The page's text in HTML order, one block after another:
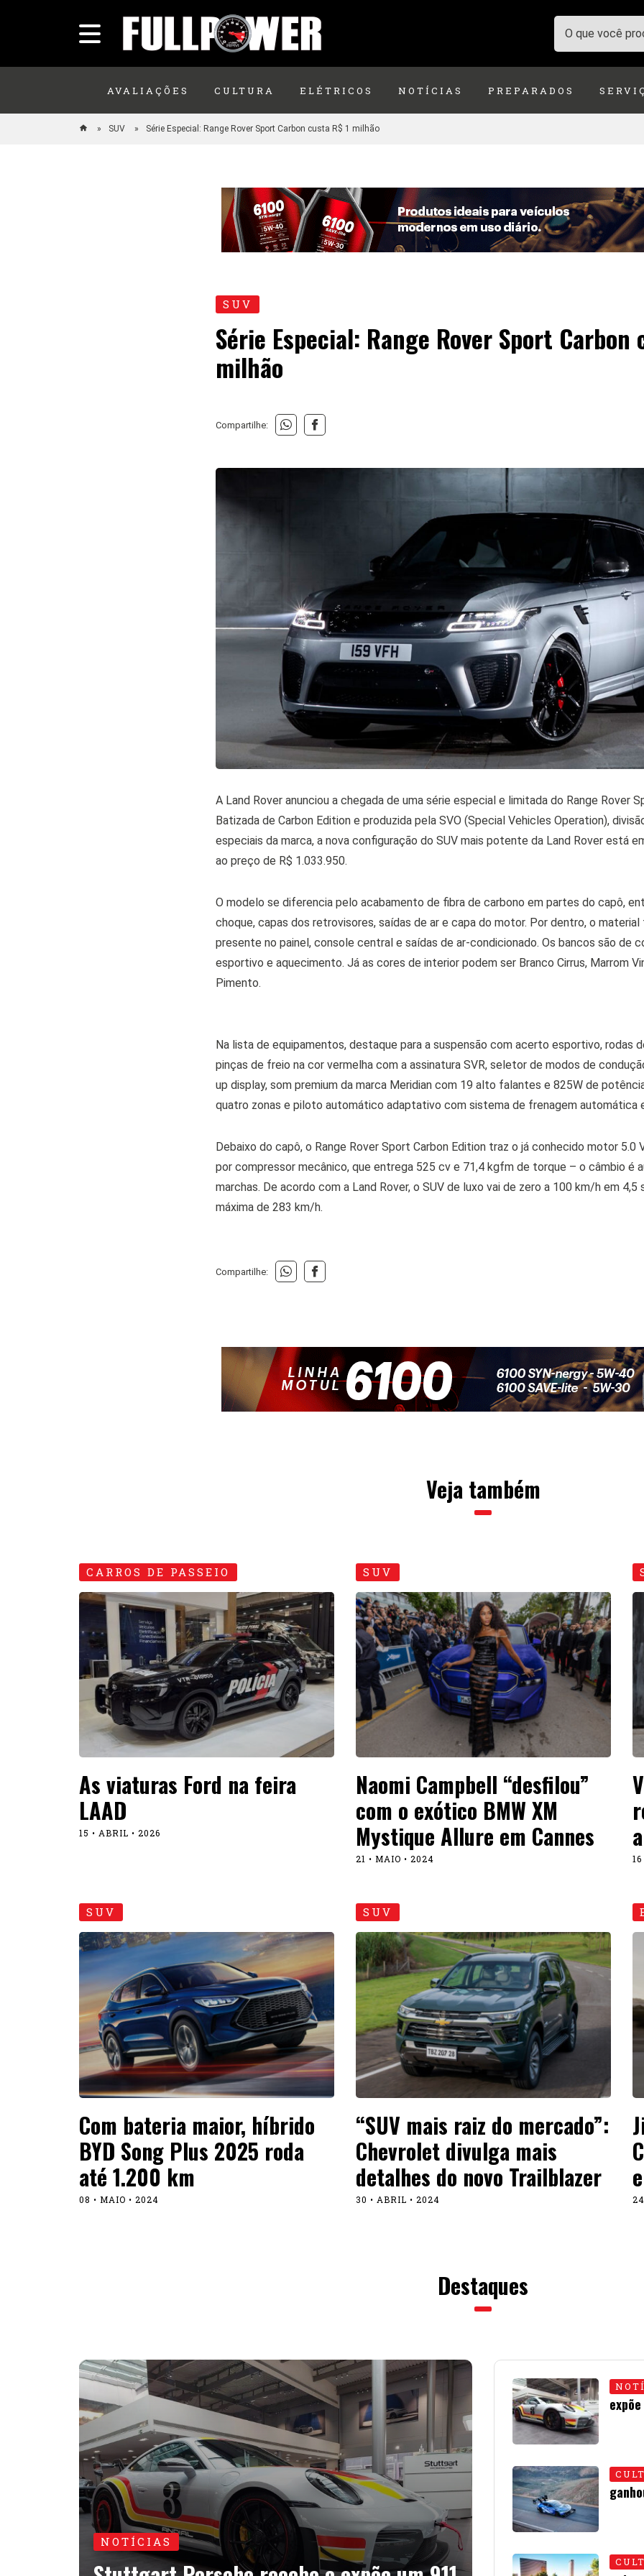
AVALIAÇÕES CULTURA ELÉTRICOS NOTÍCIAS PREPARADOS
SUV Série Especial: Range Rover Sport Carbon custa R$ 1 milhão
SUV
Série Especial: Range Rover Sport Carbon
milhão
Compartilhe:
A Land Rover anunciou a chegada de uma série especial e limitada do Range Rover
Batizada de Carbon Edition e produzida pela SVO (Special Vehicles Operation),
especiais da marca, a nova configuração do SUV mais potente da Land Rover está
ao preço de R$ 1.033.950.
O modelo se diferencia pelo acabamento de fibra de carbono em partes do capô,
choque, capas dos retrovisores, saídas de ar e capa do motor. Por dentro, o
presente no painel, console central e saídas de ar-condicionado. Os bancos são de
esportivo e aquecimento. Já as cores de interior podem ser Branco Cirrus, Marrom
Pimento.
Na lista de equipamentos, destaque para a suspensão com acerto esportivo, rodas
pinças de freio na cor vermelha com a assinatura SVR, seletor de modos de
up display, som premium da marca Meridian com 19 alto falantes e 825W de
quatro zonas e piloto automático adaptativo com sistema de frenagem automática
Debaixo do capô, o Range Rover Sport Carbon Edition traz o já conhecido motor 5.0
por compressor mecânico, que entrega 525 cv e 71,4 kgfm de torque – o câmbio é
marchas. De acordo com a Land Rover, o SUV de luxo vai de zero a 100 km/h em 4,5
máxima de 283 km/h.
Compartilhe:
Veja também
CARROS DE PASSEIO
As viaturas Ford na feira
LAAD
15 • ABRIL • 2026
SUV
Naomi Campbell “desfilou”
com o exótico BMW XM
Mystique Allure em Cannes
21 • MAIO • 2024
SUV
Com bateria maior, híbrido
BYD Song Plus 2025 roda
até 1.200 km
08 • MAIO • 2024
SUV
“SUV mais raiz do mercado”:
Chevrolet divulga mais
detalhes do novo Trailblazer
30 • ABRIL • 2024
Destaques
NOTÍCIAS